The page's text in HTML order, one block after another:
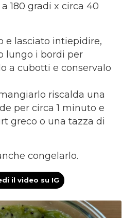
180 gradi x circa 40
e lasciato intiepidire,
lungo i bordi per
a cubotti e conservalo
riscalda una
per circa 1 minuto e
greco o una tazza di
congelarlo.
il video su IG